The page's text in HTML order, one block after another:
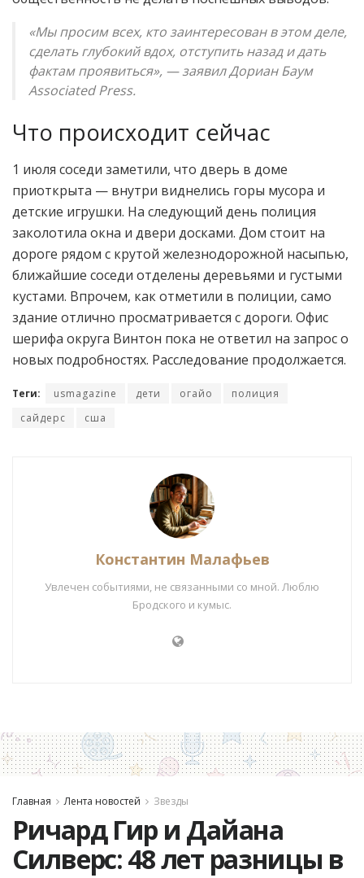
«Мы просим всех, кто заинтересован в этом деле,
сделать глубокий вдох, отступить назад и дать
фактам проявиться», — заявил Дориан Баум
Associated Press.
Что происходит сейчас
1 июля соседи заметили, что дверь в доме
приоткрыта — внутри виднелись горы мусора и
детские игрушки. На следующий день полиция
заколотила окна и двери досками. Дом стоит на
дороге рядом с крутой железнодорожной насыпью,
ближайшие соседи отделены деревьями и густыми
кустами. Впрочем, как отметили в полиции, само
здание отлично просматривается с дороги. Офис
шерифа округа Винтон пока не ответил на запрос о
новых подробностях. Расследование продолжается.
Теги: usmagazine дети огайо
полиция
сайдерс
сша
Константин Малафьев
Увлечен событиями, не связанными со мной. Люблю
Бродского и кумыс.
Главная Лента новостей Звезды
Ричард Гир и Дайана
Силверс: 48 лет разницы в